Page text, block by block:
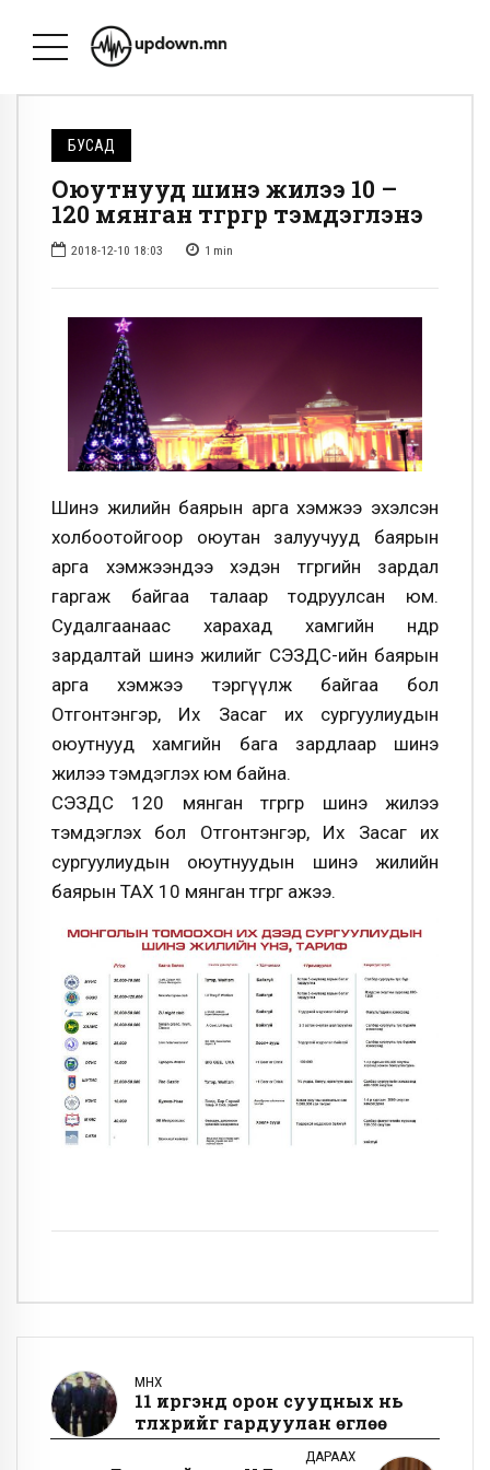
БУСАД
Оюутнууд шинэ жилээ 10 –
120 мянган төгрөгөөр тэмдэглэнэ
2018-12-10 18:03 1 min
Шинэ жилийн баярын арга хэмжээ эхэлсэн
холбоотойгоор оюутан залуучууд баярын
арга хэмжээндээ хэдэн төгрөгийн зардал
гаргаж байгаа талаар тодруулсан юм.
Судалгаанаас харахад хамгийн өндөр
зардалтай шинэ жилийг СЭЗДС-ийн баярын
арга хэмжээ тэргүүлж байгаа бол
Отгонтэнгэр, Их Засаг их сургуулиудын
оюутнууд хамгийн бага зардлаар шинэ
жилээ тэмдэглэх юм байна.
СЭЗДС 120 мянган төгрөгөөр шинэ жилээ
тэмдэглэх бол Отгонтэнгэр, Их Засаг их
сургуулиудын оюутнуудын шинэ жилийн
баярын TAX 10 мянган төгрөг ажээ.
ӨМНӨХ
11 иргэнд орон сууцных нь
түлхүүрийг гардуулан өглөө
ДАРААХ